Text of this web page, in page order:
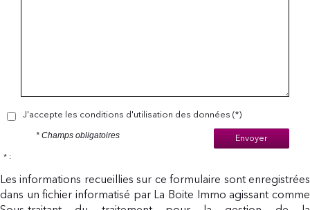
J'accepte les conditions d'utilisation des données (*)
Envoyer
* Champs obligatoires
* :
Les informations recueillies sur ce formulaire sont enregistrées
dans un fichier informatisé par La Boite Immo agissant comme